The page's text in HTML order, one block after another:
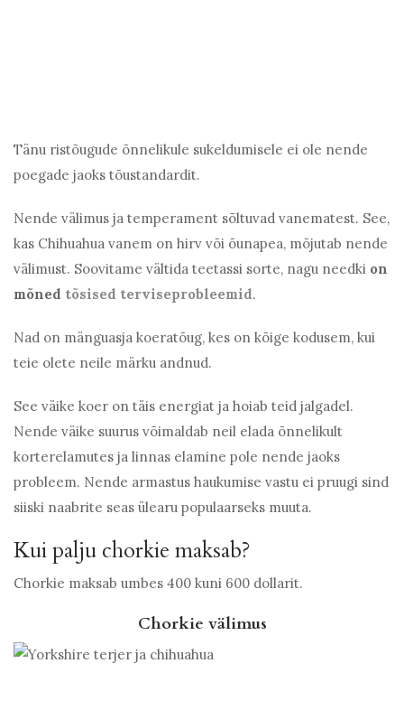
Tänu ristõugude õnnelikule sukeldumisele ei ole nende
poegade jaoks tõustandardit.
Nende välimus ja temperament sõltuvad vanematest. See,
kas Chihuahua vanem on hirv või õunapea, mõjutab nende
välimust. Soovitame vältida teetassi sorte, nagu needki on
mõned tõsised terviseprobleemid.
Nad on mänguasja koeratõug, kes on kõige kodusem, kui
teie olete neile märku andnud.
See väike koer on täis energiat ja hoiab teid jalgadel.
Nende väike suurus võimaldab neil elada õnnelikult
korterelamutes ja linnas elamine pole nende jaoks
probleem. Nende armastus haukumise vastu ei pruugi sind
siiski naabrite seas ülearu populaarseks muuta.
Kui palju chorkie maksab?
Chorkie maksab umbes 400 kuni 600 dollarit.
Chorkie välimus